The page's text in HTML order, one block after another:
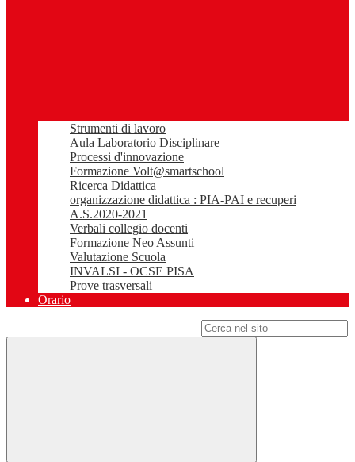
Strumenti di lavoro
Aula Laboratorio Disciplinare
Processi d'innovazione
Formazione Volt@smartschool
Ricerca Didattica
organizzazione didattica : PIA-PAI e recuperi
A.S.2020-2021
Verbali collegio docenti
Formazione Neo Assunti
Valutazione Scuola
INVALSI - OCSE PISA
Prove trasversali
Orario